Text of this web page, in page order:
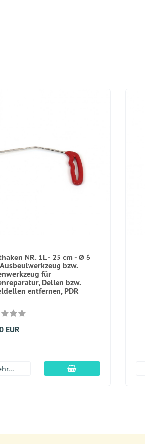
NR. 1L - 25 cm - Ø 6
bzw.
für
Dellen bzw.
entfernen, PDR
EUR
In den Warenkorb